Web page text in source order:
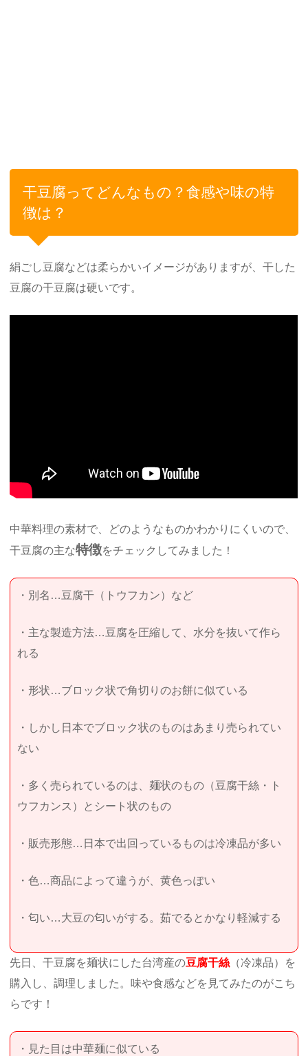
干豆腐ってどんなもの？食感や味の特
徴は？
絹ごし豆腐などは柔らかいイメージがありますが、干した
豆腐の干豆腐は硬いです。
中華料理の素材で、どのようなものかわかりにくいので、
干豆腐の主な特徴をチェックしてみました！
・別名…豆腐干（トウフカン）など
・主な製造方法…豆腐を圧縮して、水分を抜いて作ら
れる
・形状…ブロック状で角切りのお餅に似ている
・しかし日本でブロック状のものはあまり売られてい
ない
・多く売られているのは、麺状のもの（豆腐干絲・ト
ウフカンス）とシート状のもの
・販売形態…日本で出回っているものは冷凍品が多い
・色…商品によって違うが、黄色っぽい
・匂い…大豆の匂いがする。茹でるとかなり軽減する
先日、干豆腐を麺状にした台湾産の豆腐干絲 （冷凍品）を
購入し、調理しました。味や食感などを見てみたのがこち
らです！
・見た目は中華麺に似ている